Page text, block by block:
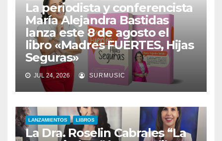
La periodista y conferencista
María Alejandra Bastidas
lanza este 8 de agosto el
libro «Madres FUERTES, Hijas
Seguras»
JUL 24, 2026 SURMUSIC
LANZAMIENTOS LIBROS
La Dra. Roselin Cabrales “La